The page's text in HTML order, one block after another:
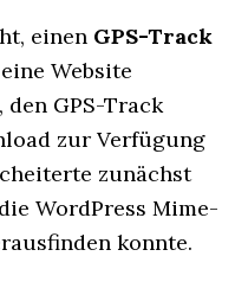
einen GPS-Track
Website
GPS-Track
zur Verfügung
zunächst
WordPress Mime-
konnte.